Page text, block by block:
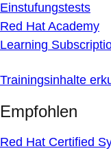
Einstufungstests
Red Hat Academy
Learning
Trainingsinhalte
Empfohlen
Red Hat Certified